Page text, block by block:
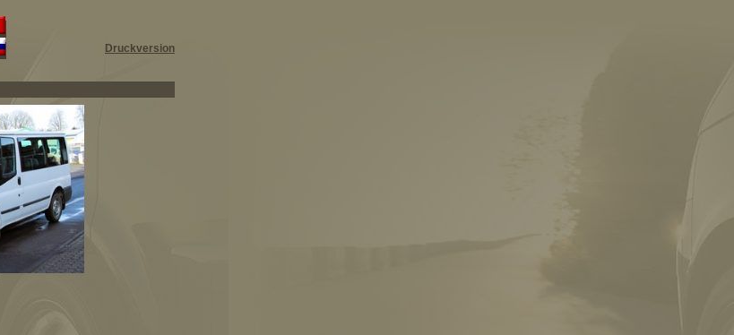
Druckversion